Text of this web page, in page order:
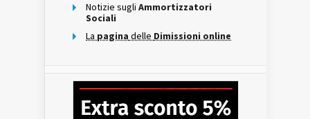
Notizie sugli Ammortizzatori
Sociali
La pagina delle Dimissioni online